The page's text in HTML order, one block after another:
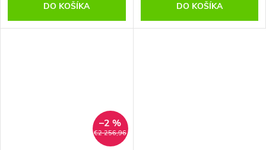
DO KOŠÍKA DO KOŠÍKA
€2 256,96
–2 %